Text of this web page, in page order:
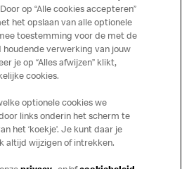
op “Alle cookies accepteren”
het opslaan van alle optionele
toestemming voor de met de
verwerking van jouw
je op “Alles afwijzen” klikt,
cookies.
optionele cookies we
links onderin het scherm te
het ‘koekje’. Je kunt daar je
altijd wijzigen of intrekken.